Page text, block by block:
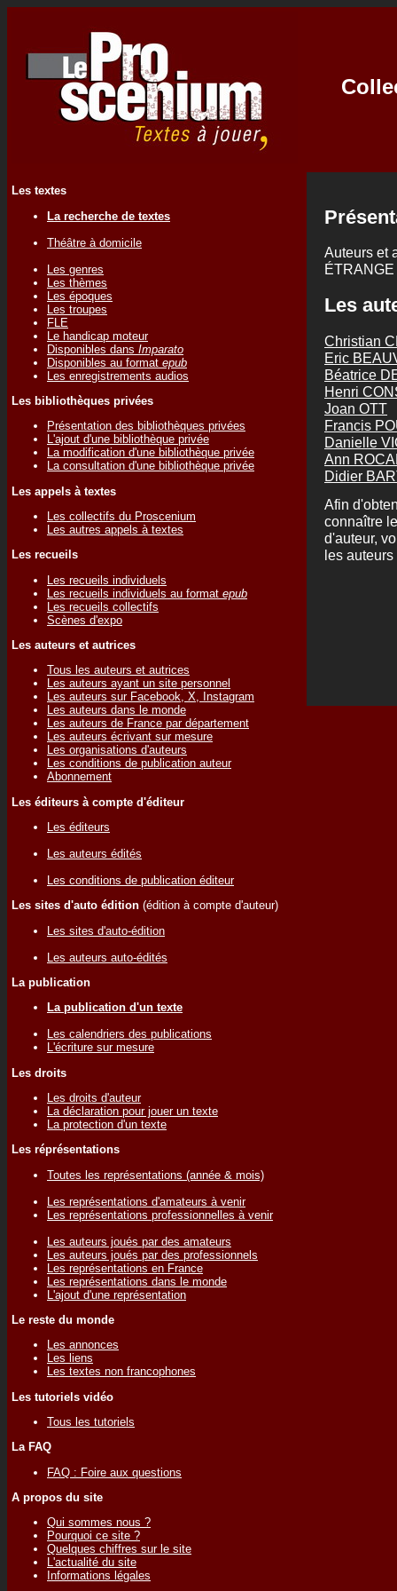
Les textes
La recherche de textes
Théâtre à domicile
Les genres
Les thèmes
Les époques
Les troupes
FLE
Le handicap moteur
Disponibles dans Imparato
Disponibles au format epub
Les enregistrements audios
Les bibliothèques privées
Présentation des bibliothèques privées
L'ajout d'une bibliothèque privée
La modification d'une bibliothèque privée
La consultation d'une bibliothèque privée
Les appels à textes
Les collectifs du Proscenium
Les autres appels à textes
Les recueils
Les recueils individuels
Les recueils individuels au format epub
Les recueils collectifs
Scènes d'expo
Les auteurs et autrices
Tous les auteurs et autrices
Les auteurs ayant un site personnel
Les auteurs sur Facebook, X, Instagram
Les auteurs dans le monde
Les auteurs de France par département
Les auteurs écrivant sur mesure
Les organisations d'auteurs
Les conditions de publication auteur
Abonnement
Les éditeurs à compte d'éditeur
Les éditeurs
Les auteurs édités
Les conditions de publication éditeur
Les sites d'auto édition (édition à compte d'auteur)
Les sites d'auto-édition
Les auteurs auto-édités
La publication
La publication d'un texte
Les calendriers des publications
L'écriture sur mesure
Les droits
Les droits d'auteur
La déclaration pour jouer un texte
La protection d'un texte
Les réprésentations
Toutes les représentations (année & mois)
Les représentations d'amateurs à venir
Les représentations professionnelles à venir
Les auteurs joués par des amateurs
Les auteurs joués par des professionnels
Les représentations en France
Les représentations dans le monde
L'ajout d'une représentation
Le reste du monde
Les annonces
Les liens
Les textes non francophones
Les tutoriels vidéo
Tous les tutoriels
La FAQ
FAQ : Foire aux questions
A propos du site
Qui sommes nous ?
Pourquoi ce site ?
Quelques chiffres sur le site
L'actualité du site
Informations légales
Auteurs et
Les
Christian
Eric
Béatrice
Henri
Joan OTT
Francis
Danielle
Ann
Didier
Afin
connaître
d'auteur,
les